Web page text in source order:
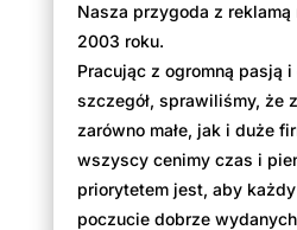
Nasza przygoda z reklamą
2003 roku.
Pracując z ogromną pasją
szczegół, sprawiliśmy, że
zarówno małe, jak i duże
wszyscy cenimy czas i
priorytetem jest, aby każdy
poczucie dobrze